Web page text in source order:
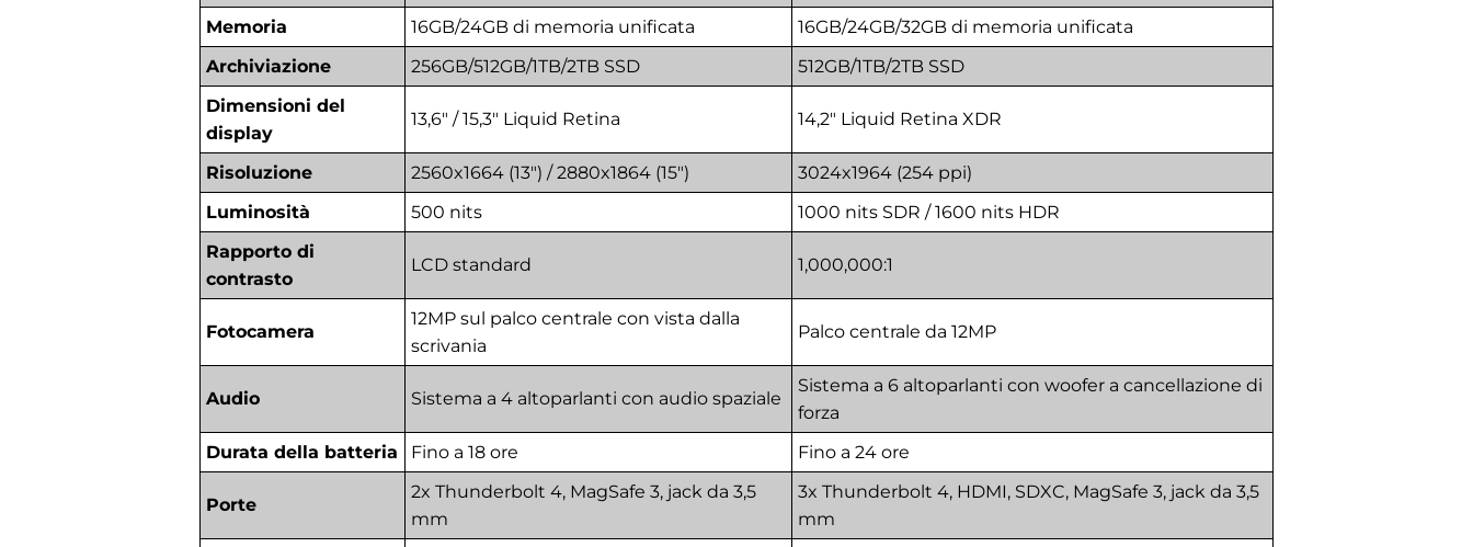
Memoria
16GB/24GB di memoria unificata
16GB/24GB/32GB di memoria unificata
Archiviazione
256GB/512GB/1TB/2TB SSD
512GB/1TB/2TB SSD
Dimensioni del
display
13,6" / 15,3" Liquid Retina 14,2" Liquid Retina XDR
Risoluzione 2560x1664 (13") / 2880x1864 (15")
3024x1964 (254 ppi)
Luminosità
500 nits
1000 nits SDR / 1600 nits HDR
Rapporto di
contrasto
LCD standard 1,000,000:1
Fotocamera
12MP sul palco centrale con vista dalla
scrivania
Palco centrale da 12MP
Audio Sistema a 4 altoparlanti con audio spaziale
Sistema a 6 altoparlanti con woofer a cancellazione di
forza
Durata della batteria
Fino a 18 ore Fino a 24 ore
Porte
2x Thunderbolt 4, MagSafe 3, jack da 3,5
mm
3x Thunderbolt 4, HDMI, SDXC, MagSafe 3, jack da 3,5
mm